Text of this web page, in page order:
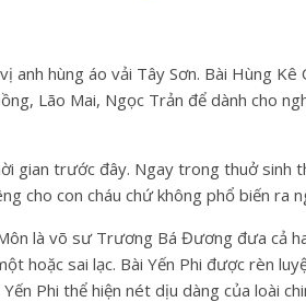
anh hùng áo vải Tây Sơn. Bài Hùng Kê
Lão Mai, Ngọc Trản để dành cho
gian trước đây. Ngay trong thuở sinh
cho con cháu chứ không phổ biến ra
là võ sư Trương Bá Đương đưa cả
hoặc sai lạc. Bài Yến Phi được rèn
Phi thể hiện nét dịu dàng của loài